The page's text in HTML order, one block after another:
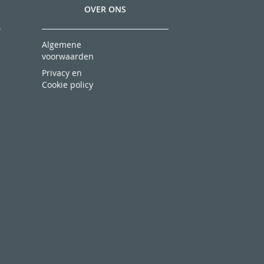
nieuwsbrief
OVER ONS
Algemene
voorwaarden
Privacy en
Cookie policy